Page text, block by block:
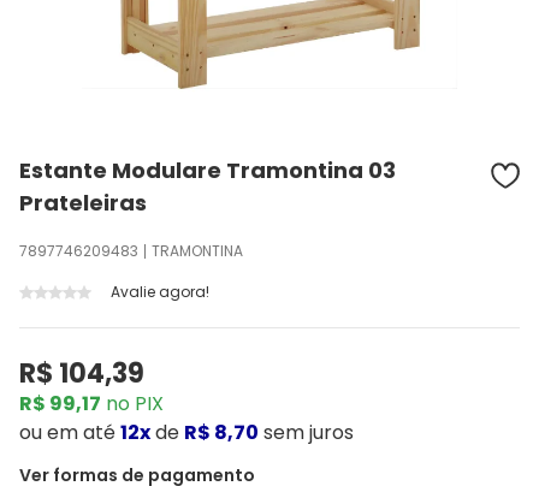
Estante Modulare Tramontina 03
Prateleiras
7897746209483
TRAMONTINA
Avalie agora!
R$ 104,39
R$ 99,17 no PIX
ouem até12xde R$ 8,70 sem juros
Ver formas de pagamento